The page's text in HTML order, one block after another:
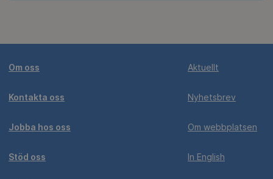
Om oss
Kontakta oss
Jobba hos oss
Stöd oss
Aktuellt
Nyhetsbrev
Om webbplatsen
In English